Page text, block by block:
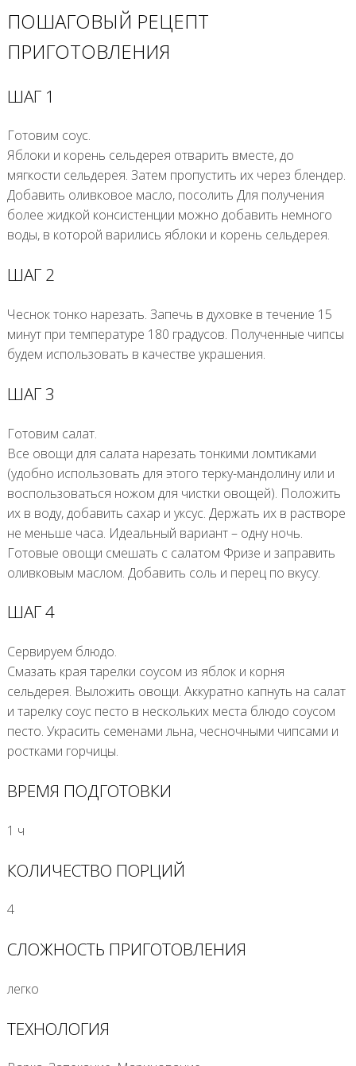
ПОШАГОВЫЙ РЕЦЕПТ
ПРИГОТОВЛЕНИЯ
ШАГ 1
Готовим соус.
Яблоки и корень сельдерея отварить вместе, до
мягкости сельдерея. Затем пропустить их через блендер.
Добавить оливковое масло, посолить Для получения
более жидкой консистенции можно добавить немного
воды, в которой варились яблоки и корень сельдерея.
ШАГ 2
Чеснок тонко нарезать. Запечь в духовке в течение 15
минут при температуре 180 градусов. Полученные чипсы
будем использовать в качестве украшения.
ШАГ 3
Готовим салат.
Все овощи для салата нарезать тонкими ломтиками
(удобно использовать для этого терку-мандолину или и
воспользоваться ножом для чистки овощей). Положить
их в воду, добавить сахар и уксус. Держать их в растворе
не меньше часа. Идеальный вариант – одну ночь.
Готовые овощи смешать с салатом Фризе и заправить
оливковым маслом. Добавить соль и перец по вкусу.
ШАГ 4
Сервируем блюдо.
Смазать края тарелки соусом из яблок и корня
сельдерея. Выложить овощи. Аккуратно капнуть на салат
и тарелку соус песто в нескольких места блюдо соусом
песто. Украсить семенами льна, чесночными чипсами и
ростками горчицы.
ВРЕМЯ ПОДГОТОВКИ
1 ч
КОЛИЧЕСТВО ПОРЦИЙ
4
СЛОЖНОСТЬ ПРИГОТОВЛЕНИЯ
легко
ТЕХНОЛОГИЯ